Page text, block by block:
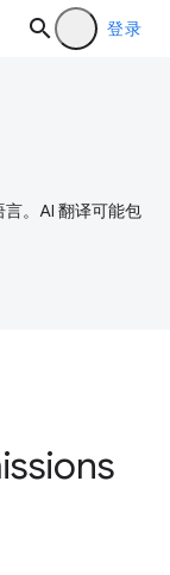
登录
。AI 翻译可能包